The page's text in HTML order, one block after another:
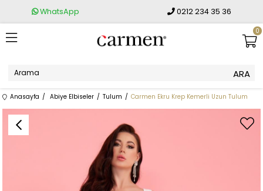
WhatsApp 0212 234 35 36
0
Anasayfa Abiye Elbiseler Tulum Carmen Ekru Krep Kemerli Uzun Tulum